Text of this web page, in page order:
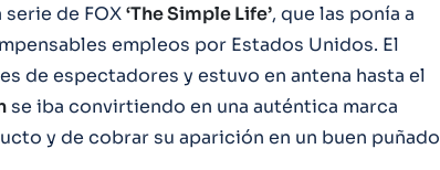
serie de FOX‘The Simple Life’, que las ponía a
empleos por Estados Unidos. El
de espectadores y estuvo en antena hasta el
se iba convirtiendo en una auténtica marca
y de cobrar su aparición en un buen puñado